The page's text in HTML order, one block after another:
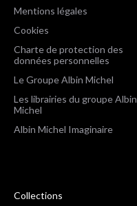
Mentions légales
Cookies
Charte de protection des
données personnelles
Le Groupe Albin Michel
Les librairies du groupe Albin
Michel
Albin Michel Imaginaire
Collections